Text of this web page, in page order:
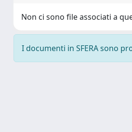
Non ci sono file associati a
I documenti in SFERA sono